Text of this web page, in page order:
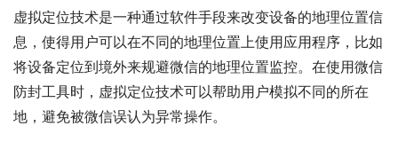
虚拟定位技术是一种通过软件手段来改变设备的地理位置信
息，使得用户可以在不同的地理位置上使用应用程序，比如
将设备定位到境外来规避微信的地理位置监控。在使用微信
防封工具时，虚拟定位技术可以帮助用户模拟不同的所在
地，避免被微信误认为异常操作。